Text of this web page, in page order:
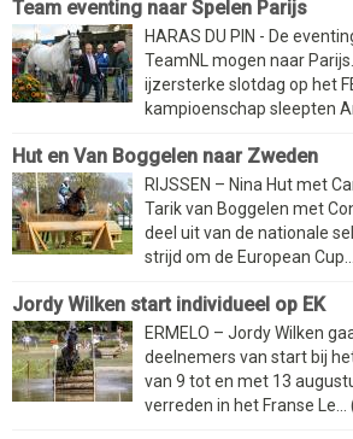
Team eventing naar Spelen Parijs
HARAS DU PIN - De
TeamNL mogen naar
ijzersterke slotdag op het
kampioenschap sleepten
Hut en Van Boggelen naar Zweden
RIJSSEN – Nina Hut met
Tarik van Boggelen met
deel uit van de nationale
strijd om de European
Jordy Wilken start individueel op EK
ERMELO – Jordy Wilken
deelnemers van start bij
van 9 tot en met 13
verreden in het Franse